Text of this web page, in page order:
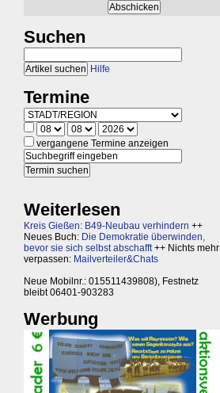
Suchen
Hilfe
Termine
vergangene Termine anzeigen
Weiterlesen
Kreis Gießen: B49-Neubau verhindern ++
Neues Buch: Die Demokratie überwinden,
bevor sie sich selbst abschafft++ Nichts mehr
verpassen: Mailverteiler&Chats
Neue Mobilnr.: 015511439808), Festnetz
bleibt 06401-903283
Werbung